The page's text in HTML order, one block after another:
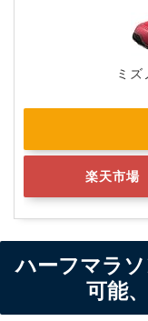
ミ
楽天市場
ハーフマラ
可能